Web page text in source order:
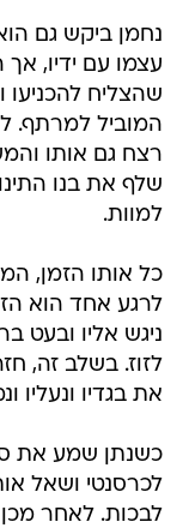
נחמן ביקש גם
עצמו עם ידיו,
שהצליח להכניעו
המוביל למרתף.
רצח גם אותו
שלף את בנו
למוות.
כל אותו הזמן,
לרגע אחד הוא
ניגש אליו ובעט
לזוז. בשלב זה,
את בגדיו
כשנתן שמע את
לכרסנטי ושאל
לבכות. לאחר